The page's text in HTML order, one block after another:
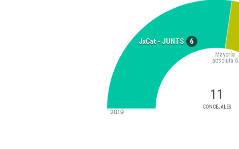
JxCat - JUNTS 6
11
CONCEJALES
Mayoría
absoluta 6
2019